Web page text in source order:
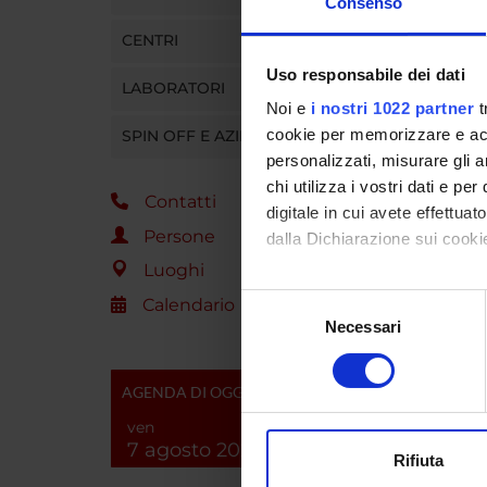
Uso responsabile dei dati
Noi e i nostri 1022 partner
cookie per memorizzare e
personalizzati, misurare gli
chi utilizza i vostri dati e per
digitale in cui avete
dalla Dichiarazione sui
Con il tuo consenso,
raccogliere
digitali).
modificare o ritirare il tuo
Necessari
Rifiuta
CENTRI
LABORATORI
SPIN OFF E AZIENDE
Contatti
Persone
Luoghi
Calendario
AGENDA DI OGGI
ven
7 agosto 2026